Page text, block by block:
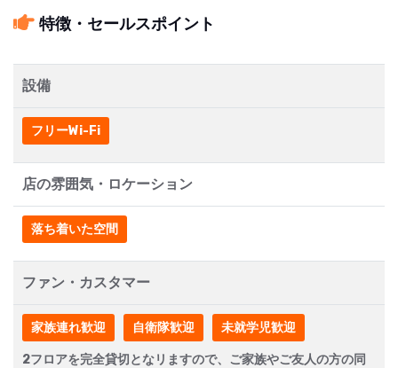
特徴・セールスポイント
設備
フリーWi-Fi
店の雰囲気・ロケーション
落ち着いた空間
ファン・カスタマー
家族連れ歓迎 自衛隊歓迎 未就学児歓迎
2フロアを完全貸切となリますので、ご家族やご友人の方の同